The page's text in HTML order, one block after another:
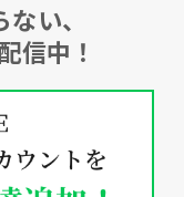
い、
信中！